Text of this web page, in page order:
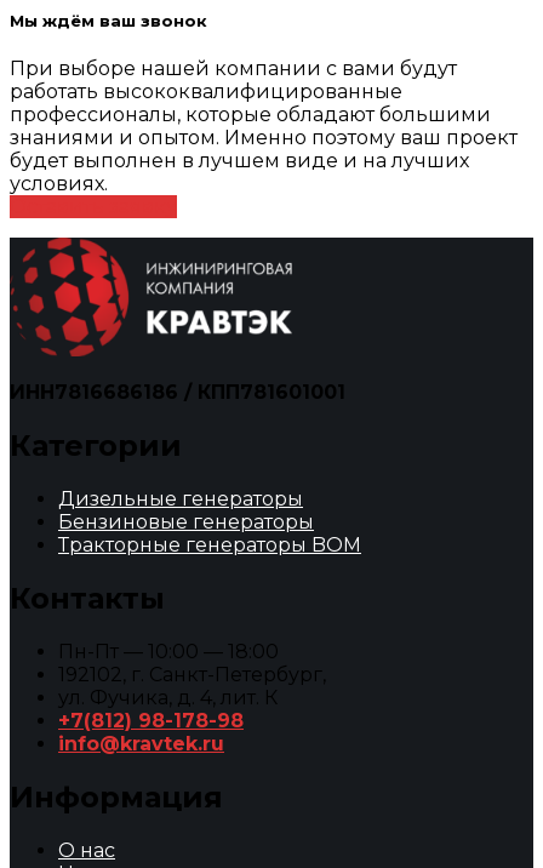
Мы ждём ваш звонок
При выборе нашей компании с вами будут
работать высококвалифицированные
профессионалы, которые обладают большими
знаниями и опытом. Именно поэтому ваш проект
будет выполнен в лучшем виде и на лучших
условиях.
ИНН7816686186 / КПП781601001
Категории
Дизельные генераторы
Бензиновые генераторы
Тракторные генераторы BOM
Контакты
Пн-Пт — 10:00 — 18:00
192102, г. Санкт-Петербург,
ул. Фучика, д. 4, лит. К
+7(812) 98-178-98
info@kravtek.ru
Информация
О нас